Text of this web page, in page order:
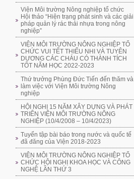
Viện Môi trường Nông nghiệp tổ chức
Hội thảo “Hiện trạng phát sinh và các giải
pháp quản lý rác thải nhựa trong nông
nghiệp”
VIỆN MÔI TRƯỜNG NÔNG NGHIỆP TỔ
CHỨC VUI TẾT THIẾU NHI VÀ TUYÊN
DƯƠNG CÁC CHÁU CÓ THÀNH TÍCH
TỐT NĂM HỌC 2022-2023
Thứ trưởng Phùng Đức Tiến đến thăm và
làm việc với Viện Môi trường Nông
nghiệp
HỘI NGHỊ 15 NĂM XÂY DỰNG VÀ PHÁT
TRIỂN VIỆN MÔI TRƯỜNG NÔNG
NGHIỆP (10/4/2008 – 10/4/2023)
Tuyển tập bài báo trong nước và quốc tế
đã đăng của Viện 2018-2023
VIỆN MÔI TRƯỜNG NÔNG NGHIỆP TỔ
CHỨC HỘI NGHỊ KHOA HỌC VÀ CÔNG
NGHỆ LẦN THỨ 3